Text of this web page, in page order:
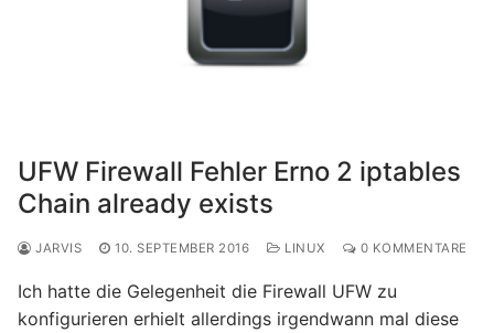
UFW Firewall Fehler Erno 2 iptables
Chain already exists
JARVIS 10. SEPTEMBER 2016 LINUX 0 KOMMENTARE
Ich hatte die Gelegenheit die Firewall UFW zu
konfigurieren erhielt allerdings irgendwann mal diese